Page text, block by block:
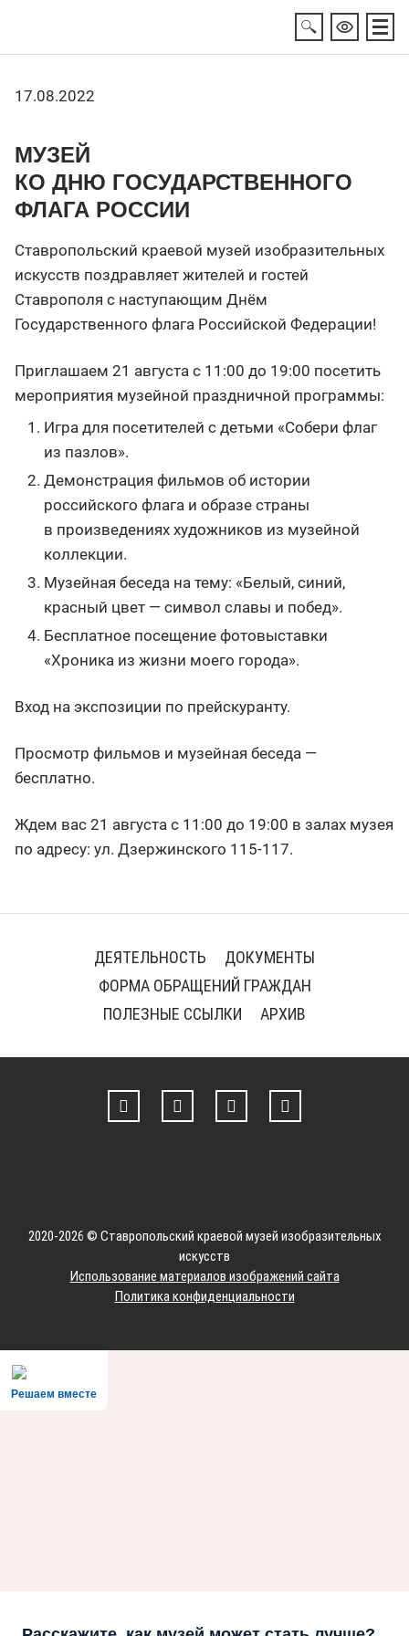
17.08.2022
МУЗЕЙ
КО ДНЮ ГОСУДАРСТВЕННОГО
ФЛАГА РОССИИ
Ставропольский краевой музей изобразительных
искусств поздравляет жителей и гостей
Ставрополя с наступающим Днём
Государственного флага Российской Федерации!
Приглашаем 21 августа с 11:00 до 19:00 посетить
мероприятия музейной праздничной программы:
Игра для посетителей с детьми «Собери флаг
из пазлов».
Демонстрация фильмов об истории
российского флага и образе страны
в произведениях художников из музейной
коллекции.
Музейная беседа на тему: «Белый, синий,
красный цвет — символ славы и побед».
Бесплатное посещение фотовыставки
«Хроника из жизни моего города».
Вход на экспозиции по прейскуранту.
Просмотр фильмов и музейная беседа —
бесплатно.
Ждем вас 21 августа с 11:00 до 19:00 в залах музея
по адресу: ул. Дзержинского 115-117.
ДЕЯТЕЛЬНОСТЬ
ДОКУМЕНТЫ
ФОРМА ОБРАЩЕНИЙ ГРАЖДАН
ПОЛЕЗНЫЕ ССЫЛКИ
АРХИВ
2020-2026 © Ставропольский краевой музей изобразительных
искусств
Использование материалов изображений сайта
Политика конфиденциальности
Решаем вместе